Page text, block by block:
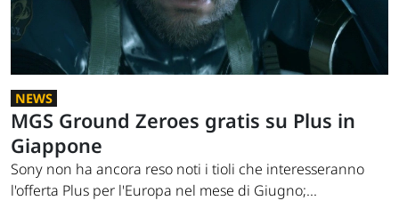
NEWS
MGS Ground Zeroes gratis su Plus in
Giappone
Sony non ha ancora reso noti i tioli che interesseranno
l'offerta Plus per l'Europa nel mese di Giugno;...